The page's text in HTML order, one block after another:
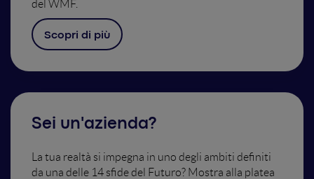
del WMF.
Scopri di più
Sei un'azienda?
La tua realtà si impegna in uno degli ambiti definiti
da una delle 14 sfide del Futuro? Mostra alla platea